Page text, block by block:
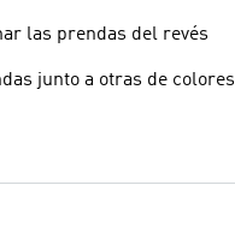
las prendas del revés
junto a otras de colores